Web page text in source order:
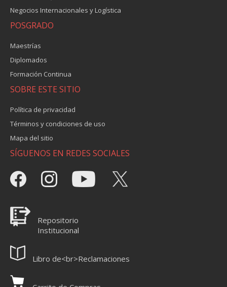
Negocios Internacionales y Logística
POSGRADO
Maestrías
Diplomados
Formación Continua
SOBRE ESTE SITIO
Política de privacidad
Términos y condiciones de uso
Mapa del sitio
SÍGUENOS EN REDES SOCIALES
Repositorio
Institucional
Libro de<br>Reclamaciones